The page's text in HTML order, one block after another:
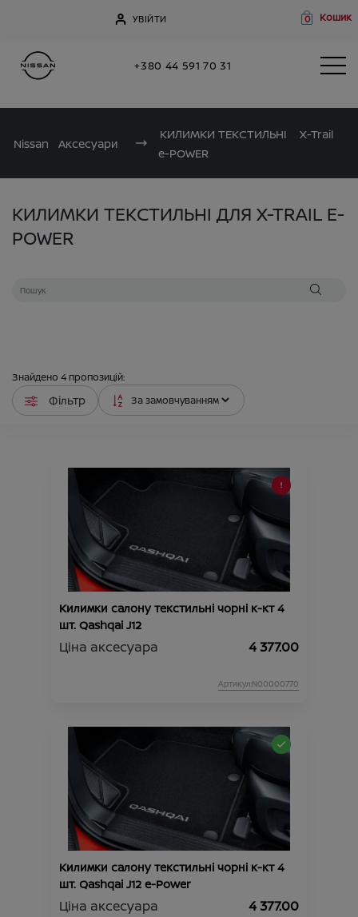
УВІЙТИ 0 Кошик
+380 44 591 70 31
Nissan Аксесуари
КИЛИМКИ ТЕКСТИЛЬНІ
X-Trail
e-POWER
КИЛИМКИ ТЕКСТИЛЬНІ ДЛЯ X-TRAIL E-
POWER
Знайдено 4 пропозицій:
Фільтр
Килимки салону текстильні чорні к-кт 4
шт. Qashqai J12
Ціна аксесуара 4 377.00
Артикул:N00000770
Килимки салону текстильні чорні к-кт 4
шт. Qashqai J12 e-Power
Ціна аксесуара 4 377.00